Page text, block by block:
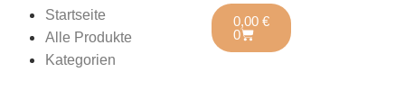
Startseite
Alle Produkte
Kategorien
0,00 €
0